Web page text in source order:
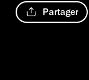
Partager